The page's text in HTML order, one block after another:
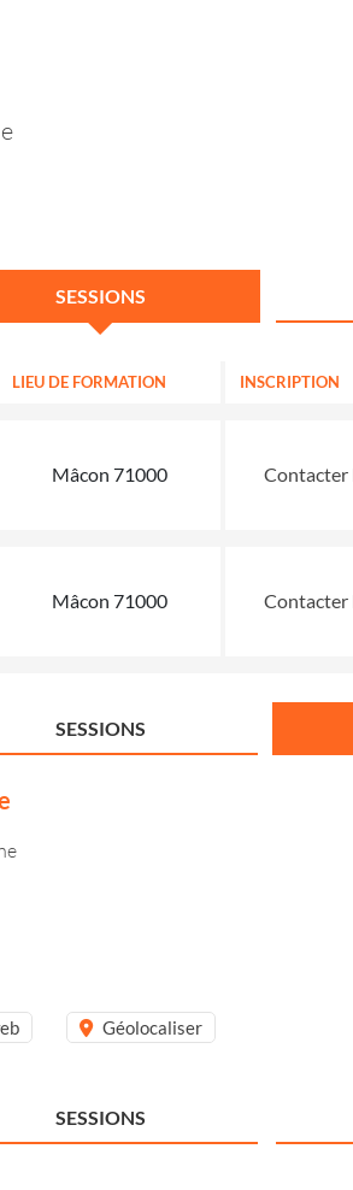
SESSIONS
LIEU DE FORMATION INSCRIPTION
Mâcon 71000 Contacter
Mâcon 71000 Contacter
SESSIONS
Géolocaliser
SESSIONS